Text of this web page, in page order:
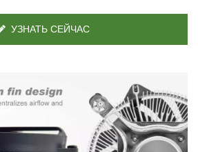
УЗНАТЬ СЕЙЧАС